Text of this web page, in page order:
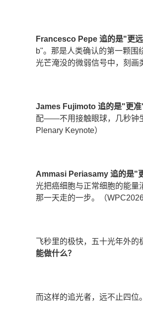
Francesco Pepe 追的是"更远
b"。那是人类确认的第一颗围
光芒淹没的微弱信号中，刻画
James Fujimoto 追的是"更准"
配——不用接触眼球，几秒钟
Plenary Keynote）
Ammasi Periasamy 追的是"
光把癌细胞与正常细胞的能量
那一天走的一步。（
飞秒里的极快，五十光年外
能做什么？​
而这样的追光者，远不止四位。